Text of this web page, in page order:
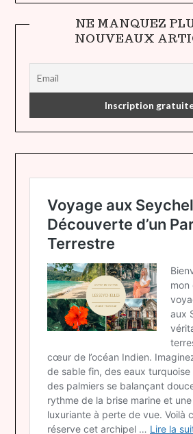
NE MANQUEZ
NOUVEAUX